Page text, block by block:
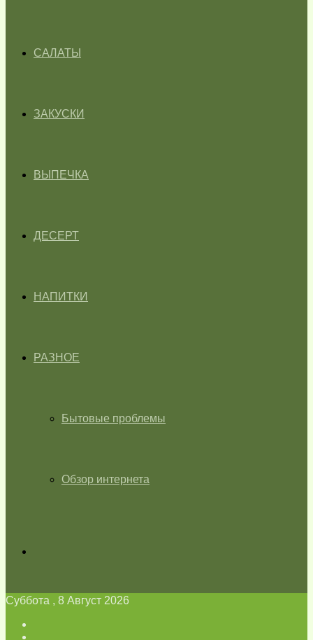
САЛАТЫ
ЗАКУСКИ
ВЫПЕЧКА
ДЕСЕРТ
НАПИТКИ
РАЗНОЕ
Бытовые проблемы
Обзор интернета
Суббота , 8 Август 2026